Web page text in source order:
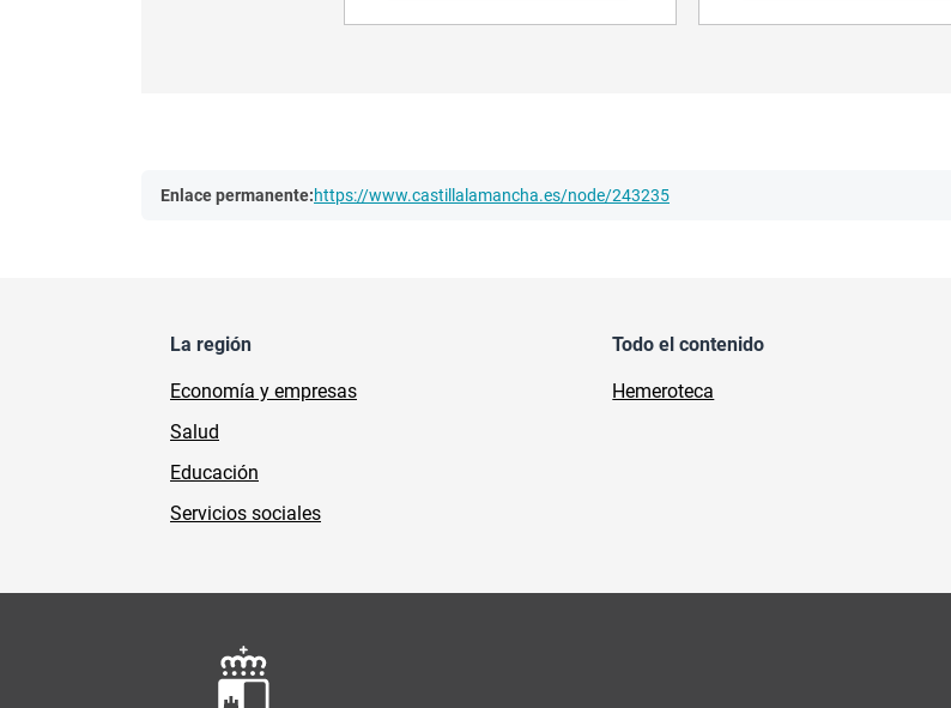
Enlace permanente:https://www.castillalamancha.es/node/243235
La región
Economía y empresas
Salud
Educación
Servicios sociales
Todo el contenido
Hemeroteca